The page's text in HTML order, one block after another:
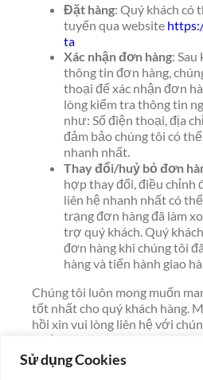
Sử dụng Cookies
Đặt hàng: Quý khách có
tuyến qua website
ta
Xác nhận đơn hàng:
thông tin đơn hàng,
thoại để xác nhận đơn
lòng kiểm tra thông tin
như: Số điện thoại, địa
đảm bảo chúng tôi có
nhanh nhất.
Thay đổi/huỷ bỏ đơn
hợp thay đổi, điều chỉnh
liên hệ nhanh nhất có
trạng đơn hàng đã làm
trợ quý khách. Quý
đơn hàng khi chúng tôi
hàng và tiến hành giao
Chúng tôi luôn mong muốn
tốt nhất cho quý khách hàng.
hồi xin vui lòng liên hệ với
dưới đây:
Liên hệ: